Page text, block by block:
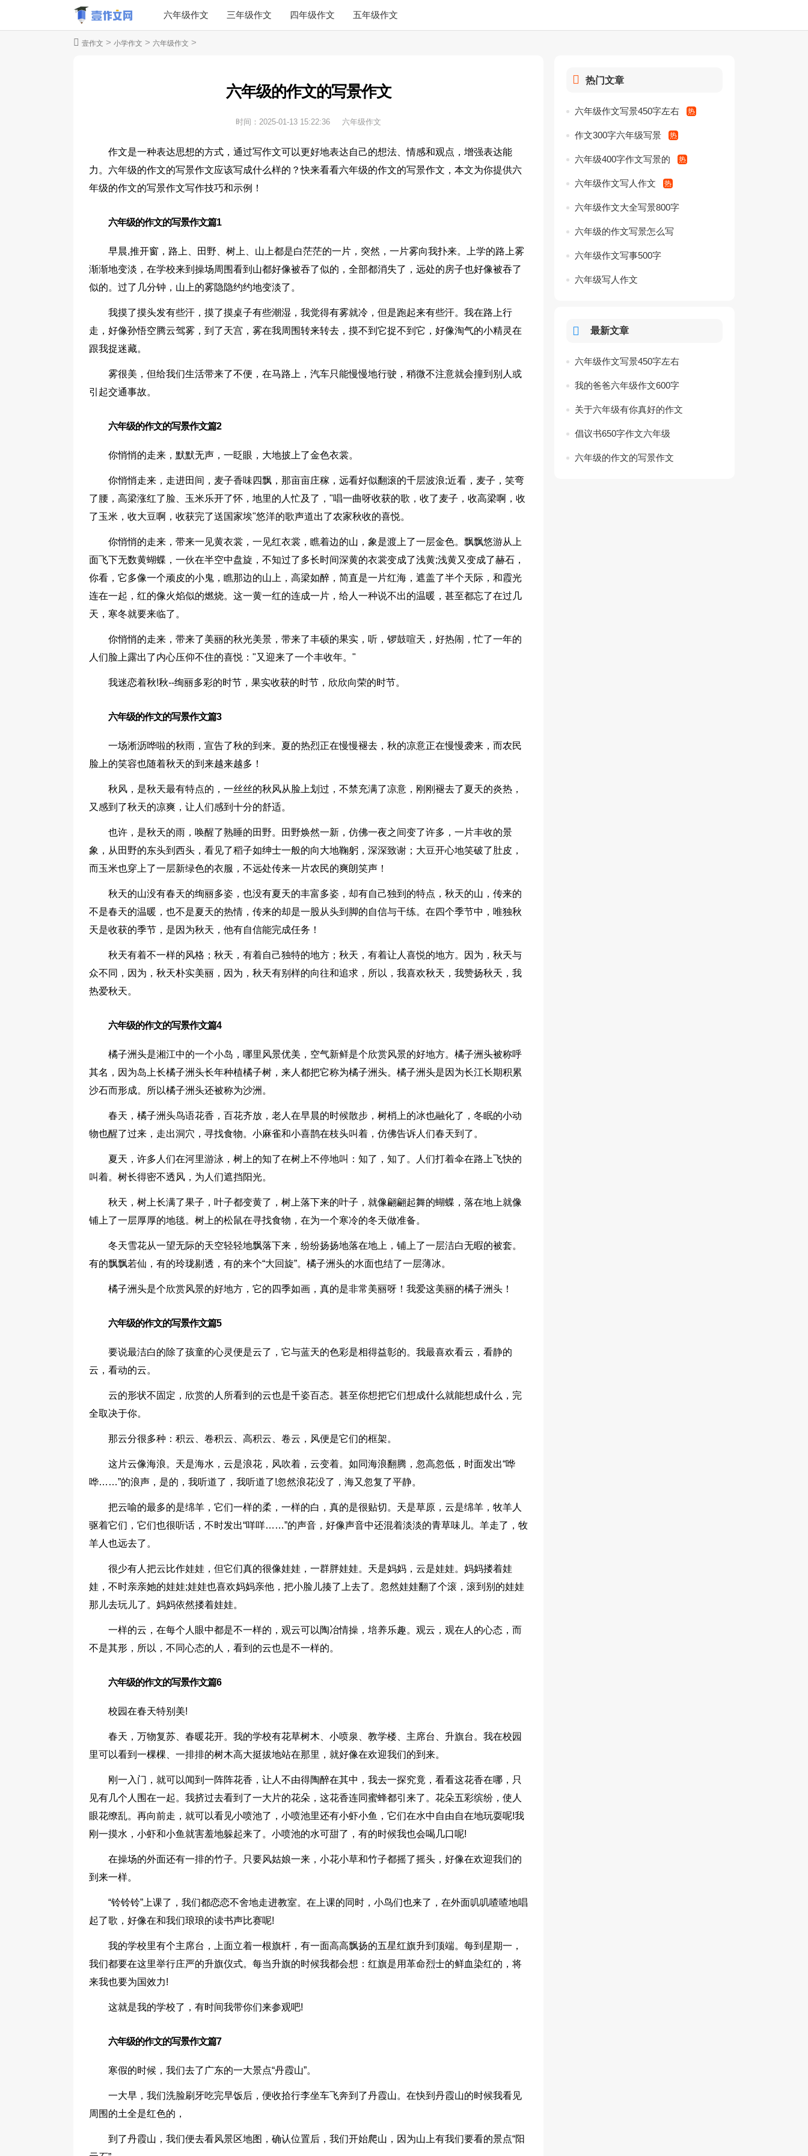
六年级作文 三年级作文 四年级作文 五年级作文
壹作文 > 小学作文 > 六年级作文 >
六年级的作文的写景作文
时间： 2025-01-13 15:22:36 六年级作文
作文是一种表达思想的方式，通过写作文可以更好地表达自己的想法、情感和观点，增强表达能
力。六年级的作文的写景作文应该写成什么样的？快来看看六年级的作文的写景作文，本文为你提供六
年级的作文的写景作文写作技巧和示例！
六年级的作文的写景作文篇1
早晨,推开窗，路上、田野、树上、山上都是白茫茫的一片，突然，一片雾向我扑来。上学的路上雾
渐渐地变淡，在学校来到操场周围看到山都好像被吞了似的，全部都消失了，远处的房子也好像被吞了
似的。过了几分钟，山上的雾隐隐约约地变淡了。
我摸了摸头发有些汗，摸了摸桌子有些潮湿，我觉得有雾就冷，但是跑起来有些汗。我在路上行
走，好像孙悟空腾云驾雾，到了天宫，雾在我周围转来转去，摸不到它捉不到它，好像淘气的小精灵在
跟我捉迷藏。
雾很美，但给我们生活带来了不便，在马路上，汽车只能慢慢地行驶，稍微不注意就会撞到别人或
引起交通事故。
六年级的作文的写景作文篇2
你悄悄的走来，默默无声，一眨眼，大地披上了金色衣裳。
你悄悄走来，走进田间，麦子香味四飘，那亩亩庄稼，远看好似翻滚的千层波浪;近看，麦子，笑弯
了腰，高梁涨红了脸、玉米乐开了怀，地里的人忙及了，"唱一曲呀收获的歌，收了麦子，收高梁啊，收
了玉米，收大豆啊，收获完了送国家埃"悠洋的歌声道出了农家秋收的喜悦。
你悄悄的走来，带来一见黄衣裳，一见红衣裳，瞧着边的山，象是渡上了一层金色。飘飘悠游从上
面飞下无数黄蝴蝶，一伙在半空中盘旋，不知过了多长时间深黄的衣裳变成了浅黄;浅黄又变成了赫石，
你看，它多像一个顽皮的小鬼，瞧那边的山上，高梁如醉，简直是一片红海，遮盖了半个天际，和霞光
连在一起，红的像火焰似的燃烧。这一黄一红的连成一片，给人一种说不出的温暖，甚至都忘了在过几
天，寒冬就要来临了。
你悄悄的走来，带来了美丽的秋光美景，带来了丰硕的果实，听，锣鼓喧天，好热闹，忙了一年的
人们脸上露出了内心压仰不住的喜悦："又迎来了一个丰收年。"
我迷恋着秋!秋--绚丽多彩的时节，果实收获的时节，欣欣向荣的时节。
六年级的作文的写景作文篇3
一场淅沥哗啦的秋雨，宣告了秋的到来。夏的热烈正在慢慢褪去，秋的凉意正在慢慢袭来，而农民
脸上的笑容也随着秋天的到来越来越多！
秋风，是秋天最有特点的，一丝丝的秋风从脸上划过，不禁充满了凉意，刚刚褪去了夏天的炎热，
又感到了秋天的凉爽，让人们感到十分的舒适。
也许，是秋天的雨，唤醒了熟睡的田野。田野焕然一新，仿佛一夜之间变了许多，一片丰收的景
象，从田野的东头到西头，看见了稻子如绅士一般的向大地鞠躬，深深致谢；大豆开心地笑破了肚皮，
而玉米也穿上了一层新绿色的衣服，不远处传来一片农民的爽朗笑声！
秋天的山没有春天的绚丽多姿，也没有夏天的丰富多姿，却有自己独到的特点，秋天的山，传来的
不是春天的温暖，也不是夏天的热情，传来的却是一股从头到脚的自信与干练。在四个季节中，唯独秋
天是收获的季节，是因为秋天，他有自信能完成任务！
秋天有着不一样的风格；秋天，有着自己独特的地方；秋天，有着让人喜悦的地方。因为，秋天与
众不同，因为，秋天朴实美丽，因为，秋天有别样的向往和追求，所以，我喜欢秋天，我赞扬秋天，我
热爱秋天。
六年级的作文的写景作文篇4
橘子洲头是湘江中的一个小岛，哪里风景优美，空气新鲜是个欣赏风景的好地方。橘子洲头被称呼
其名，因为岛上长橘子洲头长年种植橘子树，来人都把它称为橘子洲头。橘子洲头是因为长江长期积累
沙石而形成。所以橘子洲头还被称为沙洲。
春天，橘子洲头鸟语花香，百花齐放，老人在早晨的时候散步，树梢上的冰也融化了，冬眠的小动
物也醒了过来，走出洞穴，寻找食物。小麻雀和小喜鹊在枝头叫着，仿佛告诉人们春天到了。
夏天，许多人们在河里游泳，树上的知了在树上不停地叫：知了，知了。人们打着伞在路上飞快的
叫着。树长得密不透风，为人们遮挡阳光。
秋天，树上长满了果子，叶子都变黄了，树上落下来的叶子，就像翩翩起舞的蝴蝶，落在地上就像
铺上了一层厚厚的地毯。树上的松鼠在寻找食物，在为一个寒冷的冬天做准备。
冬天雪花从一望无际的天空轻轻地飘落下来，纷纷扬扬地落在地上，铺上了一层洁白无暇的被套。
有的飘飘若仙，有的玲珑剔透，有的来个“大回旋”。橘子洲头的水面也结了一层薄冰。
橘子洲头是个欣赏风景的好地方，它的四季如画，真的是非常美丽呀！我爱这美丽的橘子洲头！
六年级的作文的写景作文篇5
要说最洁白的除了孩童的心灵便是云了，它与蓝天的色彩是相得益彰的。我最喜欢看云，看静的
云，看动的云。
云的形状不固定，欣赏的人所看到的云也是千姿百态。甚至你想把它们想成什么就能想成什么，完
全取决于你。
那云分很多种：积云、卷积云、高积云、卷云，风便是它们的框架。
这片云像海浪。天是海水，云是浪花，风吹着，云变着。如同海浪翻腾，忽高忽低，时面发出“哗
哗……”的浪声，是的，我听道了，我听道了!忽然浪花没了，海又忽复了平静。
把云喻的最多的是绵羊，它们一样的柔，一样的白，真的是很贴切。天是草原，云是绵羊，牧羊人
驱着它们，它们也很听话，不时发出“咩咩……”的声音，好像声音中还混着淡淡的青草味儿。羊走了，牧
羊人也远去了。
很少有人把云比作娃娃，但它们真的很像娃娃，一群胖娃娃。天是妈妈，云是娃娃。妈妈搂着娃
娃，不时亲亲她的娃娃;娃娃也喜欢妈妈亲他，把小脸儿揍了上去了。忽然娃娃翻了个滚，滚到别的娃娃
那儿去玩儿了。妈妈依然搂着娃娃。
一样的云，在每个人眼中都是不一样的，观云可以陶冶情操，培养乐趣。观云，观在人的心态，而
不是其形，所以，不同心态的人，看到的云也是不一样的。
六年级的作文的写景作文篇6
校园在春天特别美!
春天，万物复苏、春暖花开。我的学校有花草树木、小喷泉、教学楼、主席台、升旗台。我在校园
里可以看到一棵棵、一排排的树木高大挺拔地站在那里，就好像在欢迎我们的到来。
刚一入门，就可以闻到一阵阵花香，让人不由得陶醉在其中，我去一探究竟，看看这花香在哪，只
见有几个人围在一起。我挤过去看到了一大片的花朵，这花香连同蜜蜂都引来了。花朵五彩缤纷，使人
眼花缭乱。再向前走，就可以看见小喷池了，小喷池里还有小虾小鱼，它们在水中自由自在地玩耍呢!我
刚一摸水，小虾和小鱼就害羞地躲起来了。小喷池的水可甜了，有的时候我也会喝几口呢!
在操场的外面还有一排的竹子。只要风姑娘一来，小花小草和竹子都摇了摇头，好像在欢迎我们的
到来一样。
“铃铃铃”上课了，我们都恋恋不舍地走进教室。在上课的同时，小鸟们也来了，在外面叽叽喳喳地唱
起了歌，好像在和我们琅琅的读书声比赛呢!
我的学校里有个主席台，上面立着一根旗杆，有一面高高飘扬的五星红旗升到顶端。每到星期一，
我们都要在这里举行庄严的升旗仪式。每当升旗的时候我都会想：红旗是用革命烈士的鲜血染红的，将
来我也要为国效力!
这就是我的学校了，有时间我带你们来参观吧!
六年级的作文的写景作文篇7
寒假的时候，我们去了广东的一大景点“丹霞山”。
一大早，我们洗脸刷牙吃完早饭后，便收拾行李坐车飞奔到了丹霞山。在快到丹霞山的时候我看见
周围的土全是红色的，
到了丹霞山，我们便去看风景区地图，确认位置后，我们开始爬山，因为山上有我们要看的景点“阳
热门文章
六年级作文写景450字左右
作文300字六年级写景
六年级400字作文写景的
六年级作文写人作文
六年级作文大全写景800字
六年级的作文写景怎么写
六年级作文写事500字
六年级写人作文
最新文章
六年级作文写景450字左右
我的爸爸六年级作文600字
关于六年级有你真好的作文
倡议书650字作文六年级
六年级的作文的写景作文